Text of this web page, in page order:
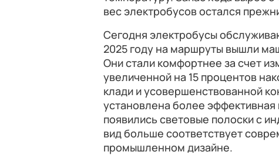
вес электробусов остался
Сегодня электробусы
2025 году на маршруты вышли
Они стали комфортнее за счет
увеличенной на 15 процентов
клади и усовершенствованной
установлена более эффективная
появились световые полоски с
вид больше соответствует
промышленном дизайне.